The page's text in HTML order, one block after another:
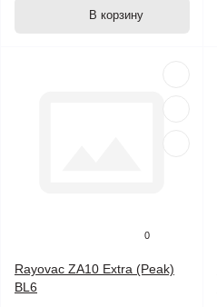
В корзину
0
Rayovac ZA10 Extra (Peak)
BL6